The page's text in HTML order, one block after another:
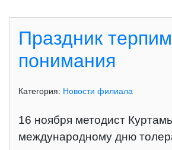
Праздник
понимания
Категория: Новости филиала
16 ноября методист
международному дню